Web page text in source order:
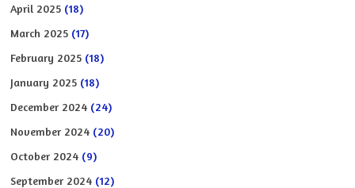
April 2025 (18)
March 2025 (17)
February 2025 (18)
January 2025 (18)
December 2024 (24)
November 2024 (20)
October 2024 (9)
September 2024 (12)